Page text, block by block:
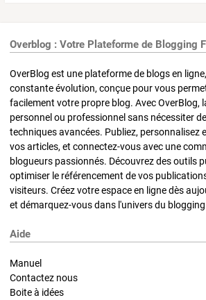
Overblog : Votre Plateforme de Blogging
OverBlog est une plateforme de blogs en
constante évolution, conçue pour vous
facilement votre propre blog. Avec OverBlog,
personnel ou professionnel sans nécessiter
techniques avancées. Publiez, personnalisez
vos articles, et connectez-vous avec une
blogueurs passionnés. Découvrez des outils
optimiser le référencement de vos
visiteurs. Créez votre espace en ligne dès
et démarquez-vous dans l'univers du
Aide
Manuel
Contactez nous
Boite à idées